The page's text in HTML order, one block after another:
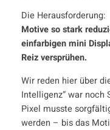
Die Herausforderung:
Motive so stark
einfarbigen mini
Reiz versprühen.
Wir reden hier über
Intelligenz“ war noch
Pixel musste
werden – bis das